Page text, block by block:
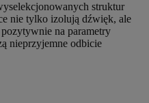
struktur
nie tylko izolują dźwięk, ale
na parametry
nieprzyjemne odbicie